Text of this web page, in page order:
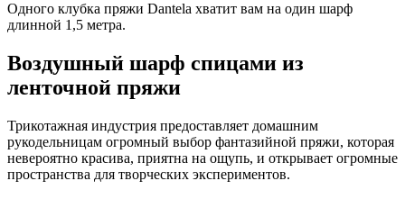
Одного клубка пряжи Dantela хватит вам на один шарф
длинной 1,5 метра.
Воздушный шарф спицами из
ленточной пряжи
Трикотажная индустрия предоставляет домашним
рукодельницам огромный выбор фантазийной пряжи, которая
невероятно красива, приятна на ощупь, и открывает огромные
пространства для творческих экспериментов.